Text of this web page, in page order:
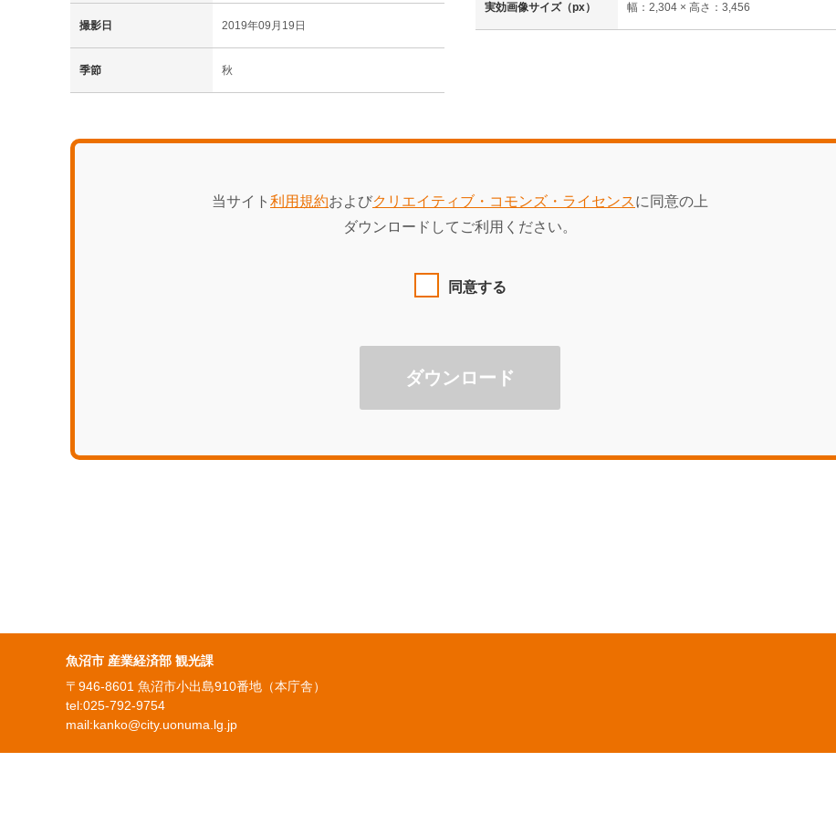
撮影日 2019年09月19日
季節 秋
実効画像サイズ（px） 幅：2,304 × 高さ：3,456
当サイト 利用規約およびクリエイティブ・コモンズ・ライセンスに同意の上
ダウンロードしてご利用ください。
同意する
魚沼市 産業経済部 観光課
〒946-8601 魚沼市小出島910番地（本庁舎）
tel:025-792-9754
mail:kanko@city.uonuma.lg.jp